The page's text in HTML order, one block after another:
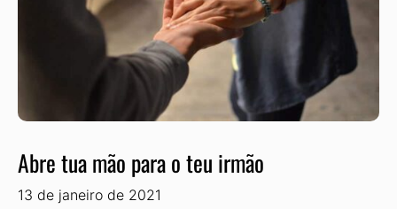
Abre tua mão para o teu irmão
13 de janeiro de 2021